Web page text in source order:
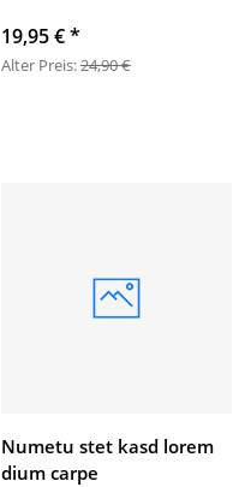
19,95 €*
Alter Preis:24,90 €
Numetu stet kasd lorem
dium carpe